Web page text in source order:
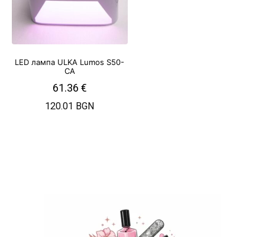
LED лампа ULKA Lumos S50-
CA
61.36 €
120.01 BGN